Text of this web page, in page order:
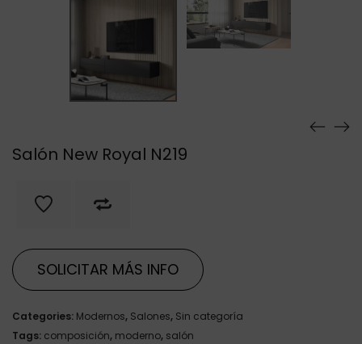
Salón New Royal N219
SOLICITAR MÁS INFO
Categories: Modernos, Salones, Sin categoría
Tags: composición, moderno, salón